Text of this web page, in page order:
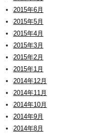
2015年6月
2015年5月
2015年4月
2015年3月
2015年2月
2015年1月
2014年12月
2014年11月
2014年10月
2014年9月
2014年8月